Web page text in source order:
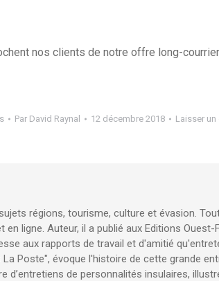
nos clients de notre offre long-courrier
Par David Raynal 12 décembre 2018 Laisser
régions, tourisme, culture et évasion.
ligne. Auteur, il a publié aux Editions
aux rapports de travail et d'amitié
Poste", évoque l'histoire de cette grande
de personnalités insulaires,